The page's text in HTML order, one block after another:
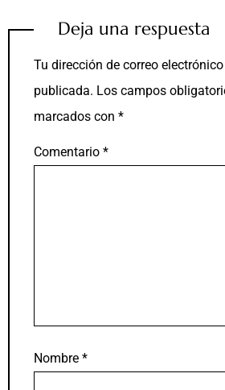
Deja una respuesta
Tu dirección de correo
publicada. Los campos
marcados con *
Comentario *
Nombre *